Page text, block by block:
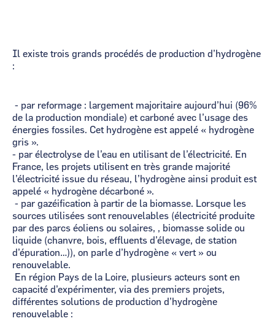
Il existe trois grands procédés de production d’hydrogène
:
- par reformage : largement majoritaire aujourd’hui (96%
de la production mondiale) et carboné avec l’usage des
énergies fossiles. Cet hydrogène est appelé « hydrogène
gris ».
- par électrolyse de l’eau en utilisant de l’électricité. En
France, les projets utilisent en très grande majorité
l’électricité issue du réseau, l’hydrogène ainsi produit est
appelé « hydrogène décarboné ».
- par gazéification à partir de la biomasse. Lorsque les
sources utilisées sont renouvelables (électricité produite
par des parcs éoliens ou solaires, , biomasse solide ou
liquide (chanvre, bois, effluents d’élevage, de station
d’épuration…)), on parle d’hydrogène « vert » ou
renouvelable.
En région Pays de la Loire, plusieurs acteurs sont en
capacité d’expérimenter, via des premiers projets,
différentes solutions de production d’hydrogène
renouvelable :